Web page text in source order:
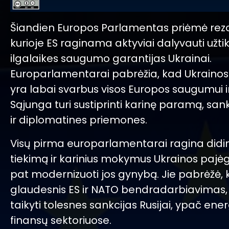
Šiandien Europos Parlamentas priėmė
kurioje ES raginama aktyviai dalyvauti
ilgalaikes saugumo garantijas Ukrainai.
Europarlamentarai pabrėžia, kad
yra labai svarbus visos Europos saugumui
Sąjunga turi sustiprinti karinę paramą,
ir diplomatines priemones.
Visų pirma europarlamentarai ragina
tiekimą ir karinius mokymus Ukrainos
pat modernizuoti jos gynybą. Jie pabrėžė,
glaudesnis ES ir NATO
taikyti tolesnes sankcijas Rusijai, ypač
finansų sektoriuose.